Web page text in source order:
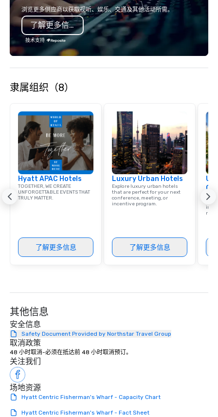
country with a focus on superb hiking,
lodging, food and wine. We also have
a Monterey Bay Trek.
event creates lasting
浏览更多供应商以获取视听、娱乐、交通及其他活动所需。
了解更多信息
技术支持
隶属组织（8）
Hyatt APAC Hotels
TOGETHER, WE CREATE
UNFORGETTABLE EVENTS THAT
TRULY MATTER.
了解更多信息
Luxury Urban Hotels
Explore luxury urban hotels
that are perfect for your next
conference, meeting, or
incentive program.
了解更多信息
Find
其他信息
安全信息
Safety Document Provided by Northstar Travel Group
取消政策
48 小时取消-必须在抵达前 48 小时取消预订。
关注我们
场地资源
Hyatt Centric Fisherman's Wharf - Capacity Chart
Hyatt Centric Fisherman's Wharf - Fact Sheet